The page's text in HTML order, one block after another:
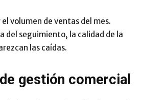
volumen de ventas del mes.
del seguimiento, la calidad de la
las caídas.
gestión comercial